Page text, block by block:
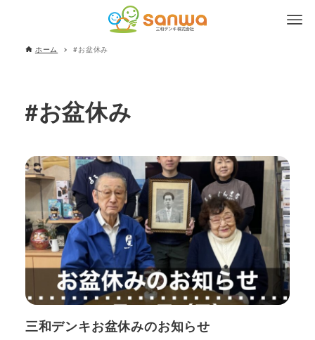
ホーム #お盆休み
#お盆休み
三和デンキお盆休みのお知らせ